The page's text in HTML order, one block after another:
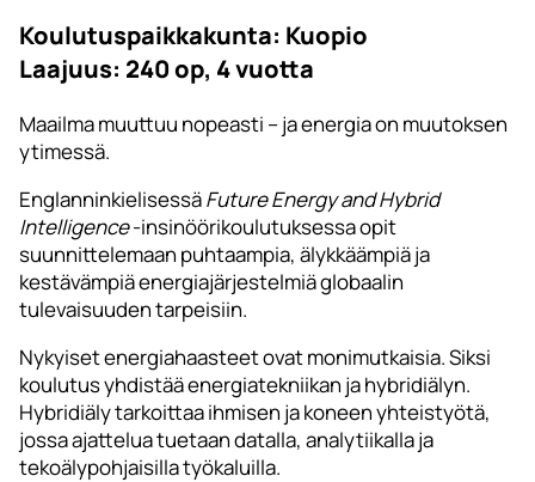
Koulutuspaikkakunta: Kuopio
Laajuus: 240 op, 4 vuotta
Maailma muuttuu nopeasti – ja energia on muutoksen
ytimessä.
EnglanninkielisessäFuture Energy and Hybrid
Intelligence-insinöörikoulutuksessa opit
suunnittelemaan puhtaampia, älykkäämpiä ja
kestävämpiä energiajärjestelmiä globaalin
tulevaisuuden tarpeisiin.
Nykyiset energiahaasteet ovat monimutkaisia. Siksi
koulutus yhdistää energiatekniikan ja hybridiälyn.
Hybridiäly tarkoittaa ihmisen ja koneen yhteistyötä,
jossa ajattelua tuetaan datalla, analytiikalla ja
tekoälypohjaisilla työkaluilla.